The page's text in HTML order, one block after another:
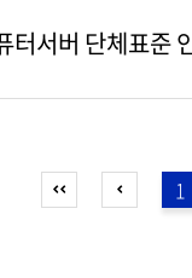
터서버 단체표준
1